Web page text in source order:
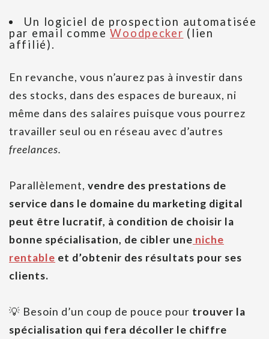
Un logiciel de prospection automatisée
par email commeWoodpecker (lien
affilié).
En revanche, vous n’aurez pas à investir dans
des stocks, dans des espaces de bureaux, ni
même dans des salaires puisque vous pourrez
travailler seul ou en réseau avec d’autres
freelances.
Parallèlement, vendre des prestations de
service dans le domaine du marketing digital
peut être lucratif, à condition de choisir la
bonne spécialisation, de cibler une niche
rentable et d’obtenir des résultats pour ses
clients.
💡 Besoin d’un coup de pouce pour trouver la
spécialisation qui fera décoller le chiffre